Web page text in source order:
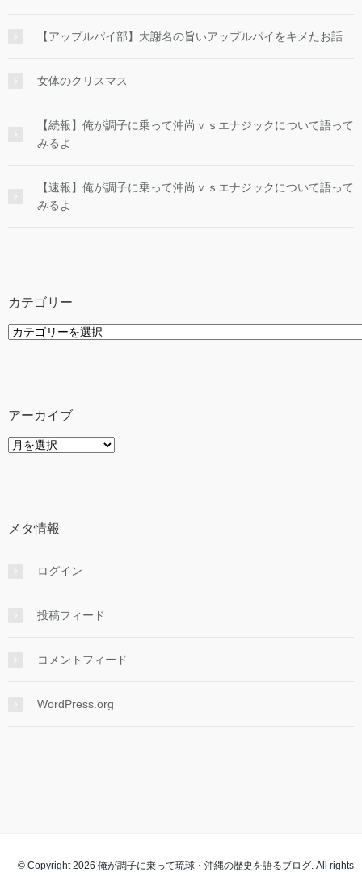
【アップルパイ部】大謝名の旨いアップルパイをキメたお話
女体のクリスマス
【続報】俺が調子に乗って沖尚ｖｓエナジックについて語って
みるよ
【速報】俺が調子に乗って沖尚ｖｓエナジックについて語って
みるよ
カテゴリー
カ
アーカイブ
ア
メタ情報
ログイン
投稿フィード
コメントフィード
WordPress.org
© Copyright 2026 俺が調子に乗って琉球・沖縄の歴史を語るブログ. All rights